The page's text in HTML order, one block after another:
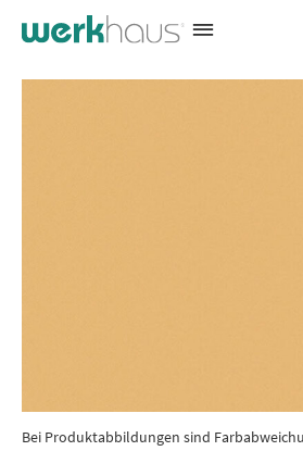
Bei Produktabbildungen sind